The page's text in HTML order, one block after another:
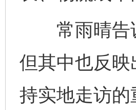
常雨晴告诉
但其中也反
持实地走访